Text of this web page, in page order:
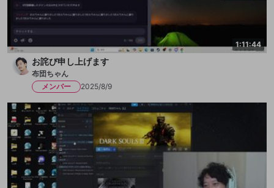
1:11:44
お詫び申し上げます
布団ちゃん
メンバー
2025/8/9
mellow-fanからのお得な情報をメールで受
け取る
ゲームの録画禁止区域の配信
政治的・宗教的・人種的な内容
その他の問題